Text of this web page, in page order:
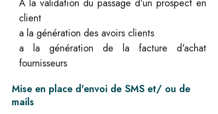
A la validation du passage d'un prospect en
client
a la génération des avoirs clients
a la génération de la facture d'achat
fournisseurs
Mise en place d'envoi de SMS et/ ou de
mails